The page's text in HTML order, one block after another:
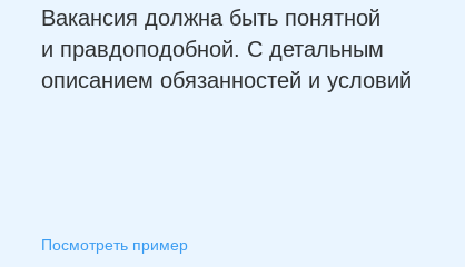
Вакансия должна быть понятной
и правдоподобной. С детальным
описанием обязанностей и условий
Посмотреть пример